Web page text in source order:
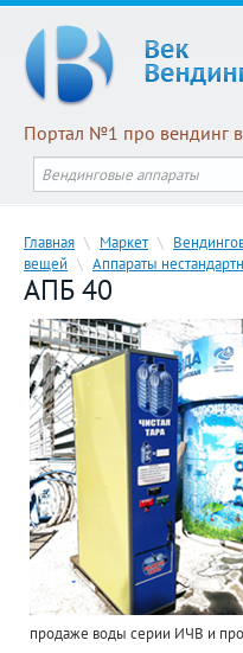
Портал №1 про вендинг
Главная \ Маркет \
вещей \ Аппараты
АПБ 40
продаже воды серии ИЧВ и